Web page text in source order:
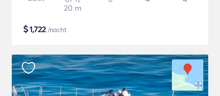
20 m
$1,722/nacht